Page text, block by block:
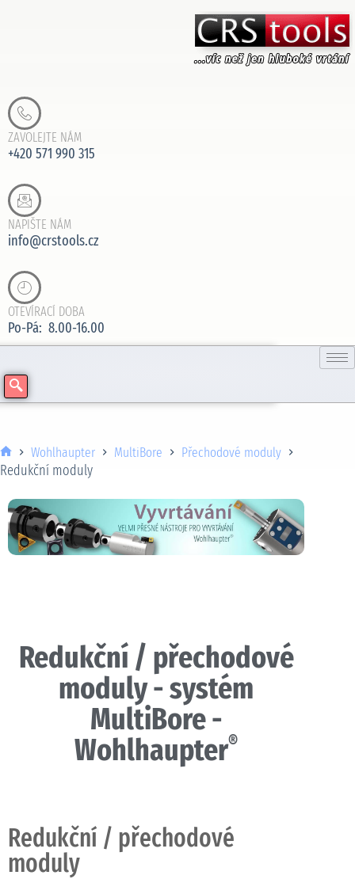
ZAVOLEJTE NÁM
+420 571 990 315
NAPIŠTE NÁM
info@crstools.cz
OTEVÍRACÍ DOBA
Po-Pá: 8.00-16.00
Wohlhaupter MultiBore Přechodové moduly
Redukční moduly
Redukční / přechodové
moduly - systém
MultiBore -
Wohlhaupter®
Redukční / přechodové
moduly